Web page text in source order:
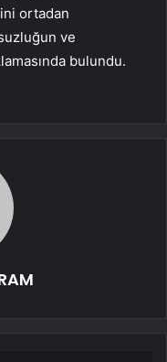
ortadan
ve
bulundu.